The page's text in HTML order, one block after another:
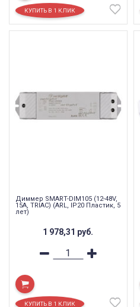
Диммер SMART-DIM105 (12-48V,
15A, TRIAC) (ARL, IP20 Пластик, 5
лет)
1 978,31 руб.